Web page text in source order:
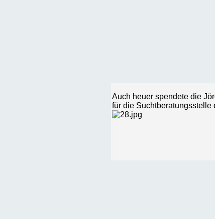
Auch heuer spendete die
für die Suchtberatungsstelle